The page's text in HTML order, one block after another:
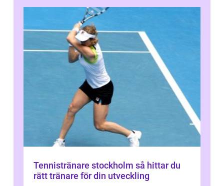
Tennistränare stockholm så hittar du
rätt tränare för din utveckling